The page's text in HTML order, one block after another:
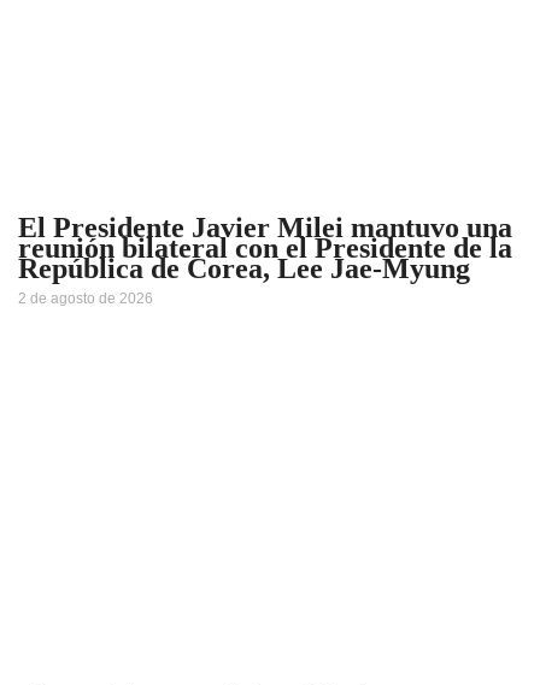
El Presidente Javier Milei mantuvo una
reunión bilateral con el Presidente de la
República de Corea, Lee Jae-Myung
2 de agosto de 2026